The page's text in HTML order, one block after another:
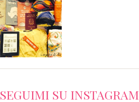
SEGUIMI SU INSTAGRAM